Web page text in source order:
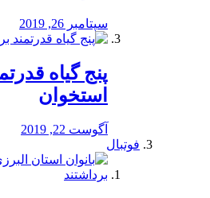
سپتامبر 26, 2019
پنج گیاه
استخوان
آگوست 22, 2019
فوتبال